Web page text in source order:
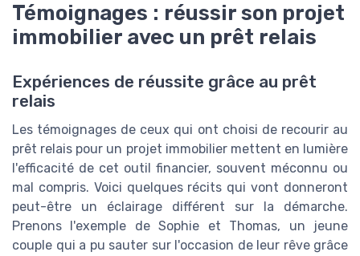
Témoignages : réussir son projet
immobilier avec un prêt relais
Expériences de réussite grâce au prêt
relais
Les témoignages de ceux qui ont choisi de recourir au
prêt relais pour un projet immobilier mettent en lumière
l'efficacité de cet outil financier, souvent méconnu ou
mal compris. Voici quelques récits qui vont donneront
peut-être un éclairage différent sur la démarche.
Prenons l'exemple de Sophie et Thomas, un jeune
couple qui a pu sauter sur l'occasion de leur rêve grâce